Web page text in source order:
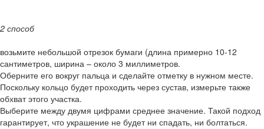
2 способ
возьмите небольшой отрезок бумаги (длина примерно 10-12
сантиметров, ширина – около 3 миллиметров.
Оберните его вокруг пальца и сделайте отметку в нужном месте.
Поскольку кольцо будет проходить через сустав, измерьте также
обхват этого участка.
Выберите между двумя цифрами среднее значение. Такой подход
гарантирует, что украшение не будет ни спадать, ни болтаться.